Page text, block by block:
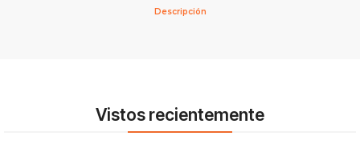
Descripción
Vistos recientemente